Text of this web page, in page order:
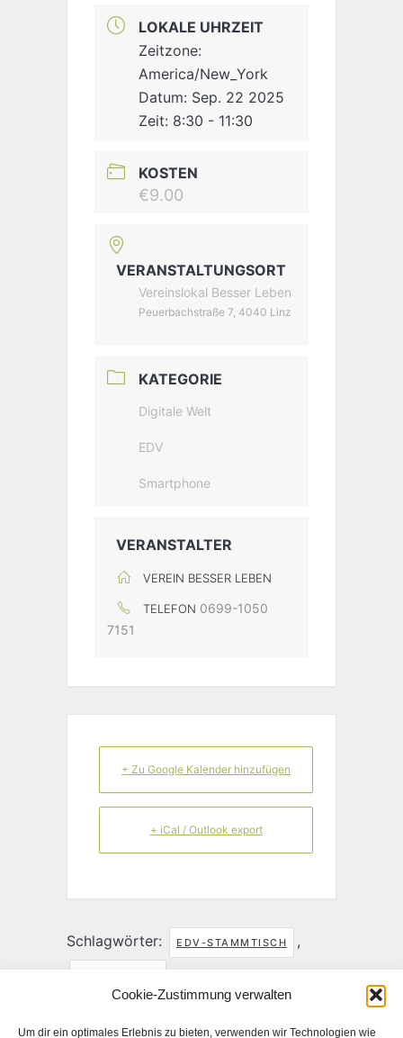
Cookie-Zustimmung verwalten
Um dir ein optimales Erlebnis zu bieten, verwenden wir Technologien wie
LOKALE UHRZEIT
Zeitzone:
America/New_York
Datum: Sep. 22 2025
Zeit: 8:30 - 11:30
KOSTEN
€9.00
VERANSTALTUNGSORT
Vereinslokal Besser Leben
Peuerbachstraße 7, 4040 Linz
KATEGORIE
Digitale Welt
EDV
Smartphone
VERANSTALTER
VEREIN BESSER LEBEN
TELEFON 0699-1050
7151
+ Zu Google Kalender hinzufügen
+ iCal / Outlook export
Schlagwörter: EDV-STAMMTISCH ,